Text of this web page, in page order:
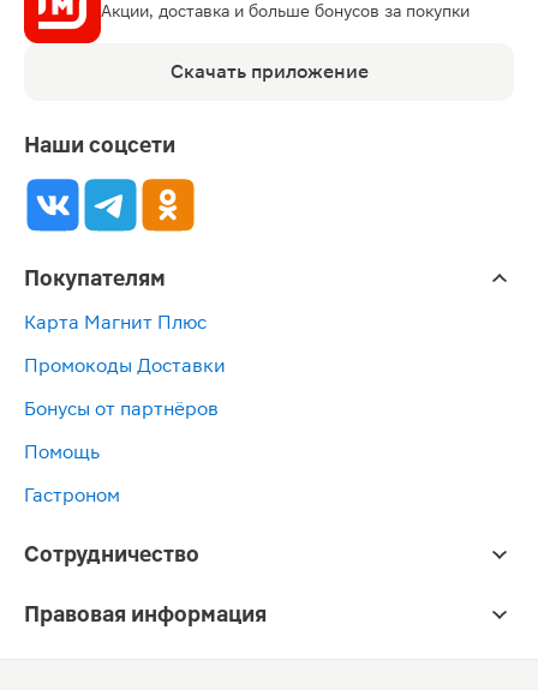
Акции, доставка и больше бонусов за покупки
Скачать приложение
Наши соцсети
Покупателям
Карта Магнит Плюс
Промокоды Доставки
Бонусы от партнёров
Помощь
Гастроном
Сотрудничество
Правовая информация